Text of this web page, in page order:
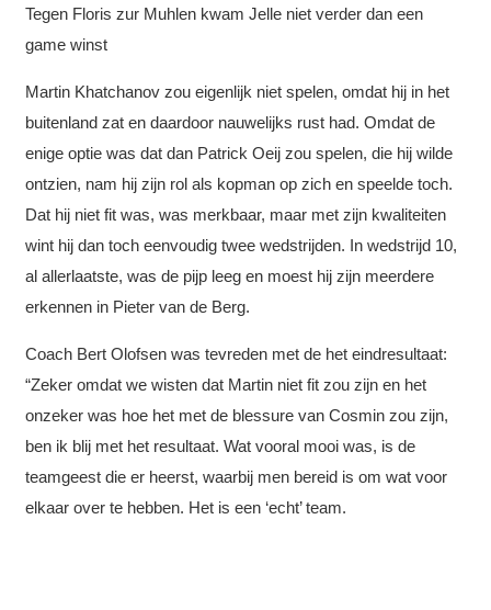
Tegen Floris zur Muhlen kwam Jelle niet verder dan een
game winst
Martin Khatchanov zou eigenlijk niet spelen, omdat hij in het
buitenland zat en daardoor nauwelijks rust had. Omdat de
enige optie was dat dan Patrick Oeij zou spelen, die hij wilde
ontzien, nam hij zijn rol als kopman op zich en speelde toch.
Dat hij niet fit was, was merkbaar, maar met zijn kwaliteiten
wint hij dan toch eenvoudig twee wedstrijden. In wedstrijd 10,
al allerlaatste, was de pijp leeg en moest hij zijn meerdere
erkennen in Pieter van de Berg.
Coach Bert Olofsen was tevreden met de het eindresultaat:
“Zeker omdat we wisten dat Martin niet fit zou zijn en het
onzeker was hoe het met de blessure van Cosmin zou zijn,
ben ik blij met het resultaat. Wat vooral mooi was, is de
teamgeest die er heerst, waarbij men bereid is om wat voor
elkaar over te hebben. Het is een ‘echt’ team.